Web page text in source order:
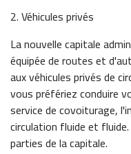
2. Véhicules privés
La nouvelle capitale
équipée de routes et
aux véhicules privés de
vous préfériez conduire
service de covoiturage,
circulation fluide et
parties de la capitale.